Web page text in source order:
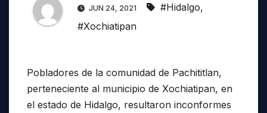
JUN 24, 2021 #Hidalgo,
#Xochiatipan
Pobladores de la comunidad de Pachititlan,
perteneciente al municipio de Xochiatipan, en
el estado de Hidalgo, resultaron inconformes